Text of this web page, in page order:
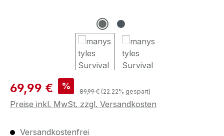
Verkaufspreis:
69,99 € % Regulärer Preis:
89,99 € (22.22% gespart)
Preise inkl. MwSt. zzgl. Versandkosten
Versandkostenfrei